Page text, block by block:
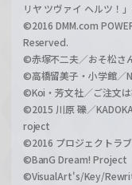
リヤ ツヴァイ ヘルツ！
©2016 DMM.com
Reserved.
©赤塚不二夫／おそ松さ
©高橋留美子・小学館／
©Koi・芳文社／ご注文
©2015 川原 礫／
roject
©2016 プロジェクトラ
©BanG Dream! Project
©VisualArt's/Key/